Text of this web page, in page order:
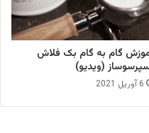
گام به گام بک فلاش
(ویدیو)
6 آوریل 2021